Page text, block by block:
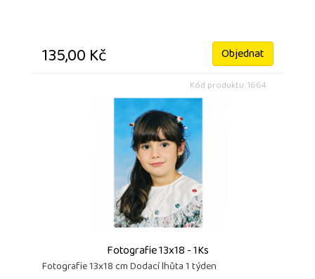
135,00 Kč Objednat
Kód produktu: 1664
Fotografie 13x18 - 1Ks
Fotografie 13x18 cm Dodací lhůta 1 týden